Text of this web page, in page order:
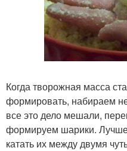
Когда творожная масса
формировать, набираем
все это дело мешали,
формируем шарики. Лучше
катать их между двумя